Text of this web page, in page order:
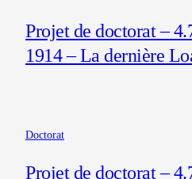
Projet de doctorat –
1914 – La dernière
Doctorat
Projet de doctorat –